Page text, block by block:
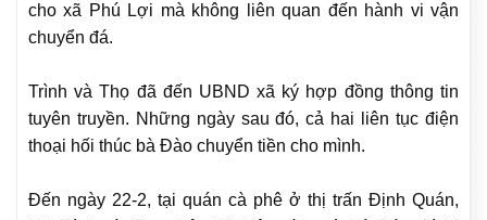
cho xã Phú Lợi mà không liên quan đến hành vi vận
chuyển đá.
Trình và Thọ đã đến UBND xã ký hợp đồng thông tin
tuyên truyền. Những ngày sau đó, cả hai liên tục điện
thoại hối thúc bà Đào chuyển tiền cho mình.
Đến ngày 22-2, tại quán cà phê ở thị trấn Định Quán,